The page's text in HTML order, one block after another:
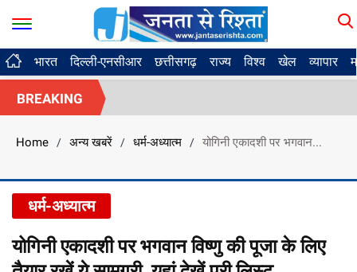
भारत दिल्ली-एनसीआर छत्तीसगढ़ राज्य विश्व खेल व्यापार
BREAKING
Home / अन्य खबरें / धर्म-अध्यात्म / योगिनी एकादशी पर भगवान...
धर्म-अध्यात्म
योगिनी एकादशी पर भगवान विष्णु की पूजा के लिए